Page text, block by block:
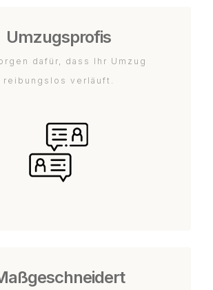
Umzugsprofis
dafür, dass Ihr Umzug
reibungslos verläuft.